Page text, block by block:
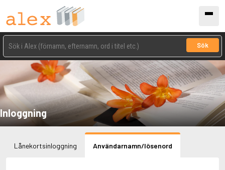
Sök
Inloggning
Lånekortsinloggning Användarnamn/lösenord